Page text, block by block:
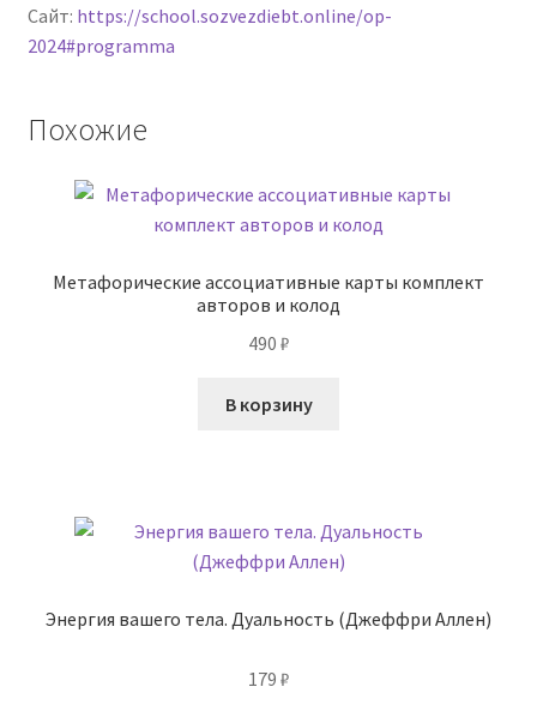
Сайт: https://school.sozvezdiebt.online/op-
2024#programma
Похожие
Метафорические ассоциативные карты комплект
авторов и колод
490 ₽
В корзину
Энергия вашего тела. Дуальность (Джеффри Аллен)
179 ₽